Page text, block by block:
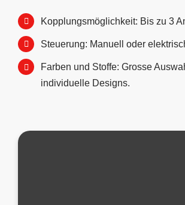
Kopplungsmöglichkeit: Bis zu 3
Steuerung: Manuell oder
Farben und Stoffe: Grosse
individuelle Designs.